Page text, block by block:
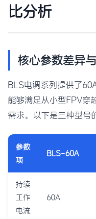
比分析
核心参数差异
BLS电调系列提供了
能够满足从小型FPV穿
需求。以下是三种型号
参数
项
BLS-60A
持续
工作
电流
60A